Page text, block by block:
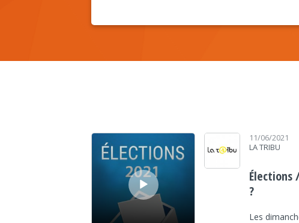
Lecteur audio
11/06/2021
LA TRIBU
Élections
?
Les